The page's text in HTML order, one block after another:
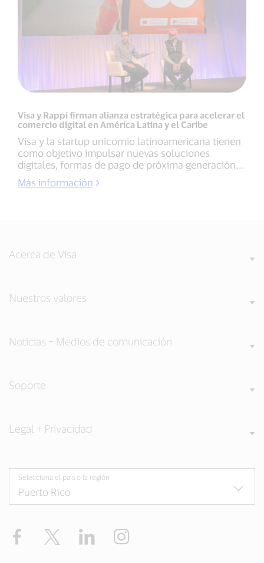
Visa y Rappi firman alianza estratégica para acelerar el
comercio digital en América Latina y el Caribe
Visa y la startup unicornio latinoamericana tienen
como objetivo impulsar nuevas soluciones
digitales, formas de pago de próxima generación...
Más información
Acerca de Visa
Nuestros valores
Noticias + Medios de comunicación
Soporte
Legal + Privacidad
Selecciona el país o la región
Facebook Twitter LinkedIn